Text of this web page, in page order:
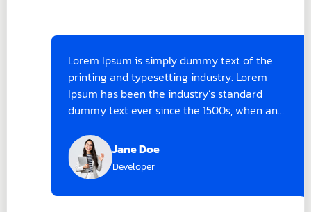
immediately.
องค์กร และการทำงานร่วมกับ Media Agency
– พัฒนาตนเองให้รอบรู้ข่าวสารและอัพเดท Marketing
Lorem Ipsum is simply dummy text of the
printing and typesetting industry. Lorem
Ipsum has been the industry’s standard
dummy text ever since the 1500s, when an
scrambled it to make a type specimen book. It
has survived not only five centuries, but also
the leap into electronic typesetting, remaining
essentially unchanged. It was popularised in
Jane Doe
Developer